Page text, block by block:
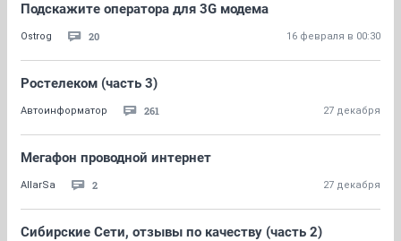
Подскажите оператора для 3G модема
Ostrog 20 16 февраля в 00:30
Ростелеком (часть 3)
Автоинформатор 261 27 декабря
Мегафон проводной интернет
AllarSa 2 27 декабря
Сибирские Сети, отзывы по качеству (часть 2)